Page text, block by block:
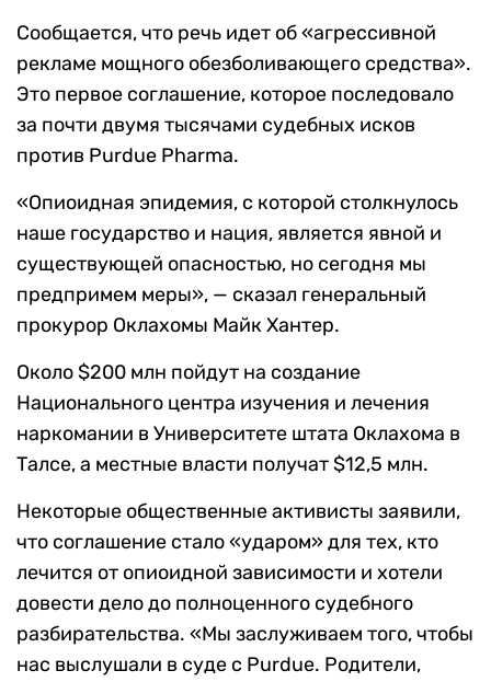
Сообщается, что речь идет об «агрессивной
рекламе мощного обезболивающего средства».
Это первое соглашение, которое последовало
за почти двумя тысячами судебных исков
против Purdue Pharma.
«Опиоидная эпидемия, с которой столкнулось
наше государство и нация, является явной и
существующей опасностью, но сегодня мы
предпримем меры», — сказал генеральный
прокурор Оклахомы Майк Хантер.
Около $200 млн пойдут на создание
Национального центра изучения и лечения
наркомании в Университете штата Оклахома в
Талсе, а местные власти получат $12,5 млн.
Некоторые общественные активисты заявили,
что соглашение стало «ударом» для тех, кто
лечится от опиоидной зависимости и хотели
довести дело до полноценного судебного
разбирательства. «Мы заслуживаем того, чтобы
нас выслушали в суде с Purdue. Родители,